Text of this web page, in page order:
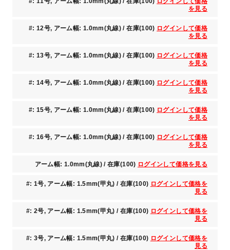
を見る
#: 12号, アーム幅: 1.0mm(丸線) / 在庫(100) ログインして価格
を見る
#: 13号, アーム幅: 1.0mm(丸線) / 在庫(100) ログインして価格
を見る
#: 14号, アーム幅: 1.0mm(丸線) / 在庫(100) ログインして価格
を見る
#: 15号, アーム幅: 1.0mm(丸線) / 在庫(100) ログインして価格
を見る
#: 16号, アーム幅: 1.0mm(丸線) / 在庫(100) ログインして価格
を見る
アーム幅: 1.0mm(丸線) / 在庫(100) ログインして価格を見る
#: 1号, アーム幅: 1.5mm(甲丸) / 在庫(100) ログインして価格を
見る
#: 2号, アーム幅: 1.5mm(甲丸) / 在庫(100) ログインして価格を
見る
#: 3号, アーム幅: 1.5mm(甲丸) / 在庫(100) ログインして価格を
見る